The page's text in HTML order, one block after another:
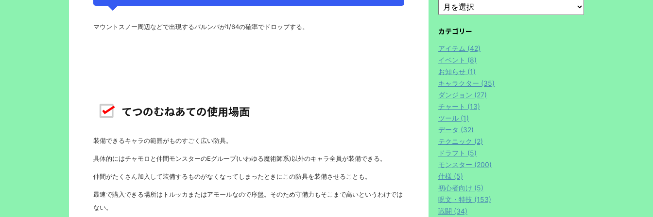
マウントスノー周辺などで出現するバルンバが1/64の確率でドロップする。
てつのむねあての使用場面
装備できるキャラの範囲がものすごく広い防具。
具体的にはチャモロと仲間モンスターのEグループ(いわゆる魔術師系)以外のキャラ全員が装備できる。
仲間がたくさん加入して装備するものがなくなってしまったときにこの防具を装備させることも。
最速で購入できる場所はトルッカまたはアモールなので序盤。そのため守備力もそこまで高いというわけでは
ない。
カテゴリー
アイテム (42)
イベント (8)
お知らせ (1)
キャラクター (35)
ダンジョン (27)
チャート (13)
ツール (1)
データ (32)
テクニック (2)
ドラフト (5)
モンスター (200)
仕様 (5)
初心者向け (5)
呪文・特技 (153)
戦闘 (34)